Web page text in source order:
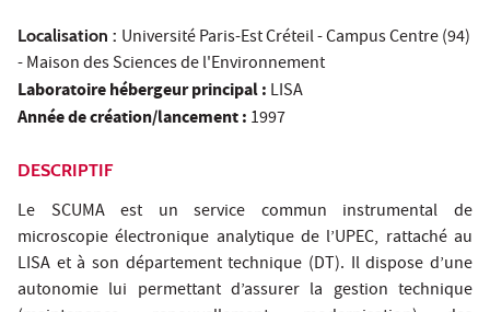
Localisation : Université Paris-Est Créteil - Campus Centre (94)
- Maison des Sciences de l'Environnement
Laboratoire hébergeur principal : LISA
Année de création/lancement : 1997
DESCRIPTIF
Le SCUMA est un service commun instrumental de
microscopie électronique analytique de l’UPEC, rattaché au
LISA et à son département technique (DT). Il dispose d’une
autonomie lui permettant d’assurer la gestion technique